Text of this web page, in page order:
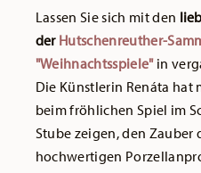
Lassen Sie sich mit den
der Hutschenreuther-
"Weihnachtsspiele"in
Die Künstlerin Renáta hat
beim fröhlichen Spiel im
Stube zeigen, den Zauber
hochwertigen